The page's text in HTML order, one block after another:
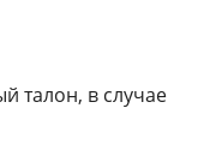
талон, в случае